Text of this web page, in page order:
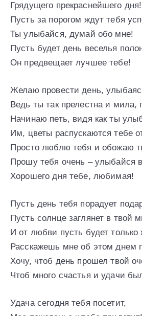
Грядущего прекраснейшего дня!
Пусть за порогом ждут тебя
Ты улыбайся, думай обо мне!
Пусть будет день веселья
Он предвещает лучшее тебе!
Желаю провести день,
Ведь ты так прелестна и мила,
Начинаю петь, видя как ты
Им, цветы распускаются тебе
Просто люблю тебя и обожаю
Прошу тебя очень – улыбайся
Хорошего дня тебе, любимая!
Пусть день тебя порадует
Пусть солнце заглянет в
И от любви пусть будет только
Расскажешь мне об этом днем
Хочу, чтоб день прошел твой
Чтоб много счастья и удачи
Удача сегодня тебя посетит,